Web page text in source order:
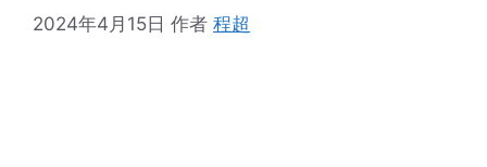
2024年4月15日 作者 程超